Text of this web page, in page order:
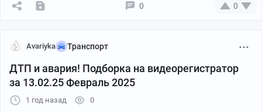
0 0
Avariyka Транспорт
ДТП и авария! Подборка на видеорегистратор
за 13.02.25 Февраль 2025
1 год назад 0